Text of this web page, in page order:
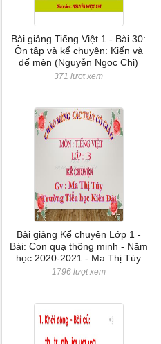
Bài giảng Tiếng Việt 1 - Bài 30:
Ôn tập và kể chuyện: Kiến và
dế mèn (Nguyễn Ngọc Chi)
371 lượt xem
Bài giảng Kể chuyện Lớp 1 -
Bài: Con quạ thông minh - Năm
học 2020-2021 - Ma Thị Túy
1796 lượt xem